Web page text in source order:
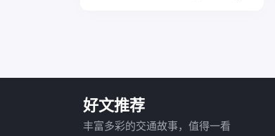
好文推荐
丰富多彩的交通故事，值得一看